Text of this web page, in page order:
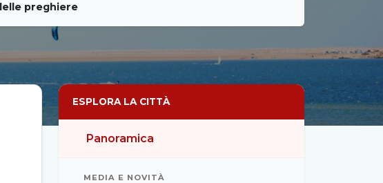
preghiere
ESPLORA LA CITTÀ
Panoramica
MEDIA E NOVITÀ